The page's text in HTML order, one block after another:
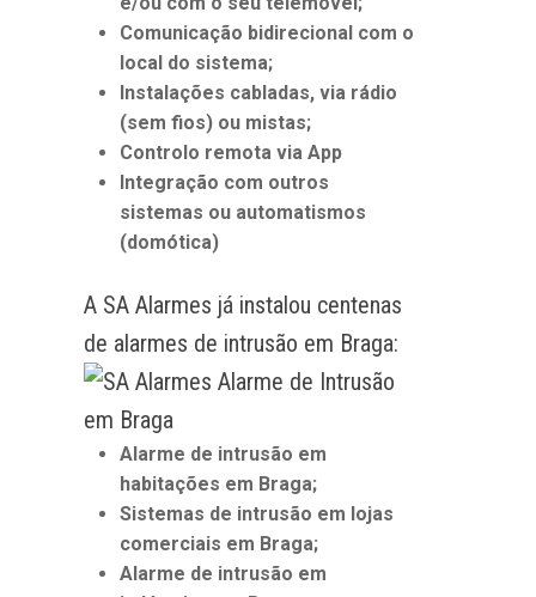
Comunicação bidirecional com o
local do sistema;
Instalações cabladas, via rádio
(sem fios) ou mistas;
Controlo remota via App
Integração com outros
sistemas ou automatismos
(domótica)
A SA Alarmes já instalou centenas
de alarmes de intrusão em Braga:
Alarme de intrusão em
habitações em Braga;
Sistemas de intrusão em lojas
comerciais em Braga;
Alarme de intrusão em